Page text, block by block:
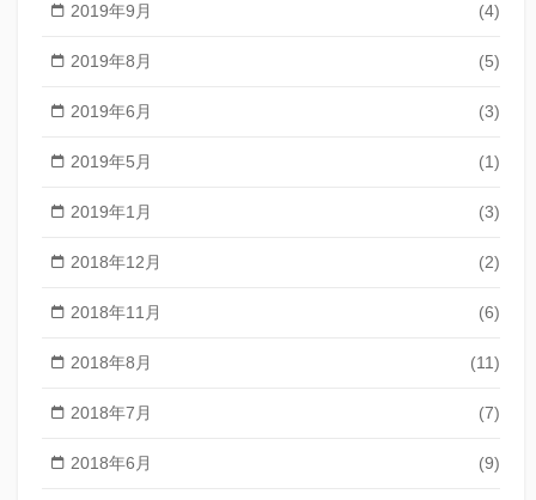
2019年9月 (4)
2019年8月 (5)
2019年6月 (3)
2019年5月 (1)
2019年1月 (3)
2018年12月 (2)
2018年11月 (6)
2018年8月 (11)
2018年7月 (7)
2018年6月 (9)